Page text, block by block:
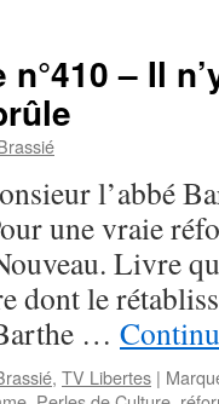
– Il
l’abbé
une vraie
Livre
dont le
…
, TV Libertes |